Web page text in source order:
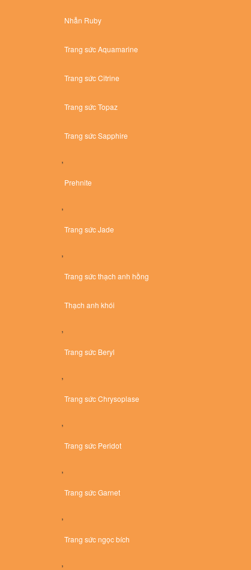
Nhẫn Ruby
Trang sức Aquamarine
Trang sức Citrine
Trang sức Topaz
Trang sức Sapphire
,
Prehnite
,
Trang sức Jade
,
Trang sức thạch anh hồng
Thạch anh khói
,
Trang sức Beryl
,
Trang sức Chrysoplase
,
Trang sức Peridot
,
Trang sức Garnet
,
Trang sức ngọc bích
,